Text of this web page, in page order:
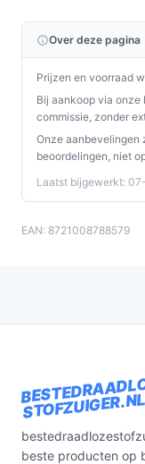
Over deze pagina
Prijzen en voorraad
Bij aankoop via
commissie, zonder
Onze aanbevelingen
beoordelingen, niet
Laatst bijgewerkt:
EAN: 8721008788579
STOFZUIGER.NL
beste producten op